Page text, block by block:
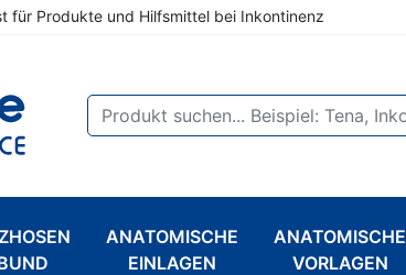
für Produkte und Hilfsmittel bei Inkontinenz
ANATOMISCHE
EINLAGEN
ANATOMISCHE
VORLAGEN